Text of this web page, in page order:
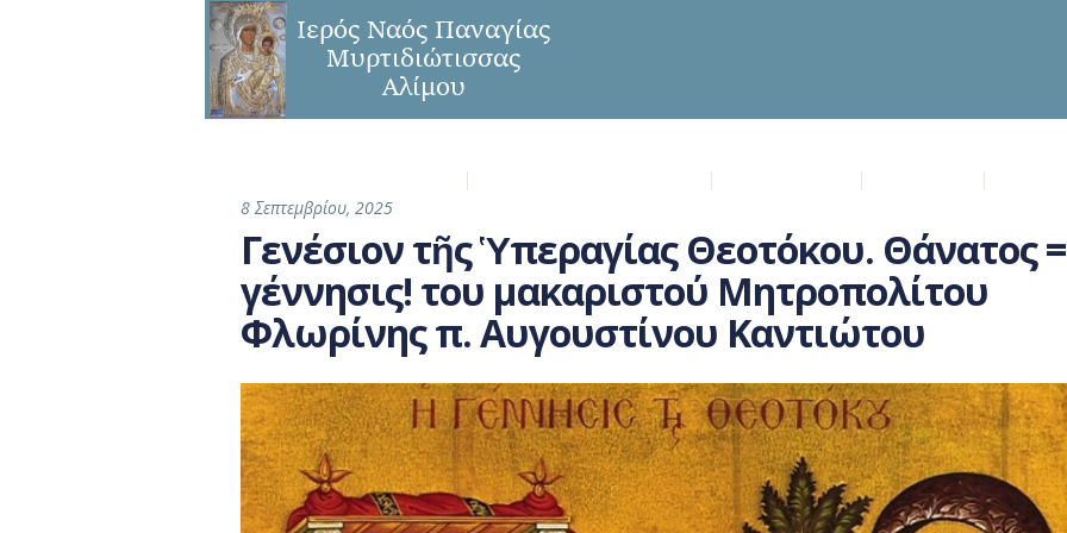
8 Σεπτεμβρίου, 2025
Γενέσιον τῆς Ὑπεραγίας Θεοτόκου. Θάνατος =
γέννησις! του μακαριστού Μητροπολίτου
Φλωρίνης π. Αυγουστίνου Καντιώτου